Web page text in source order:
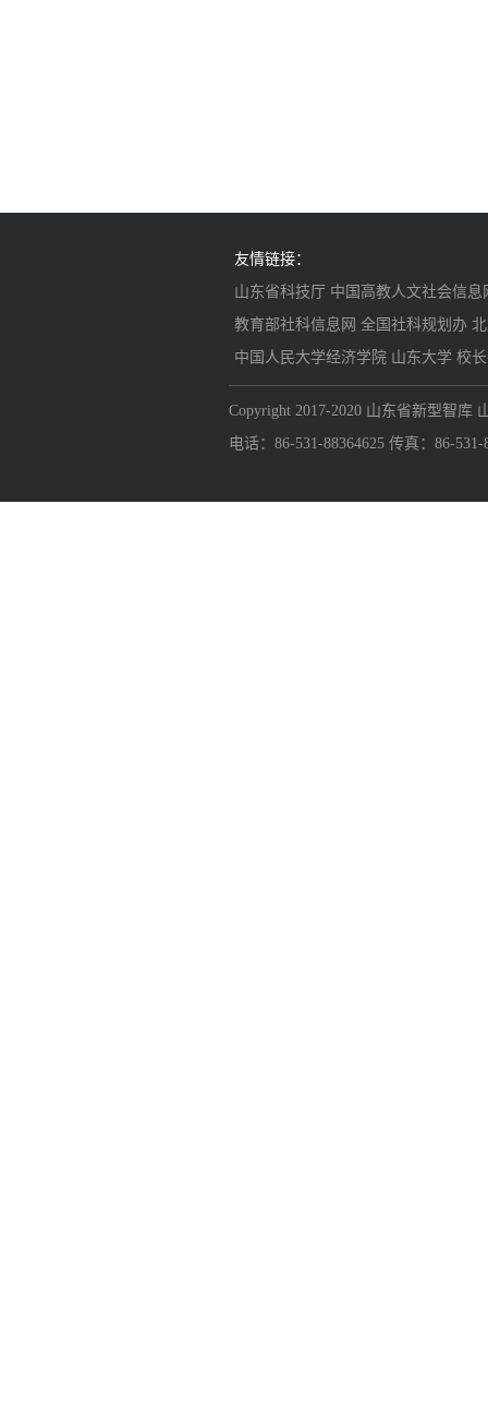
友情链接：
山东省科技厅 中国高教人文社会信息
教育部社科信息网 全国社科规划办
中国人民大学经济学院 山东大学 校
Copyright 2017-2020 山东省新型智库
电话：86-531-88364625 传真：86-